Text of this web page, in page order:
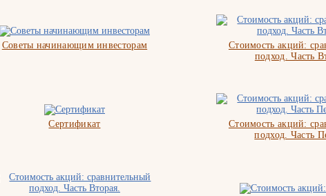
Советы начинающим инвесторам
Стоимость акций:
подход. Часть
Сертификат
Стоимость акций:
подход. Часть